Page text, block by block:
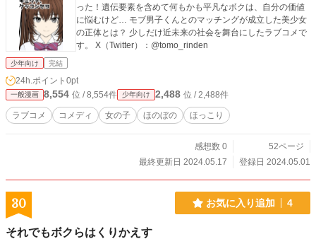
った！遺伝要素を含めて何もかも平凡なボクは、自分の価値
に悩むけど… モブ男子くんとのマッチングが成立した美少女
の正体とは？ 少しだけ近未来の社会を舞台にしたラブコメで
す。 X（Twitter）：@tomo_rinden
少年向け 完結
24h.ポイント 0pt
一般漫画 8,554 位 / 8,554件 少年向け 2,488 位 / 2,488件
ラブコメ コメディ 女の子 ほのぼの ほっこり
感想数 0
52ページ
最終更新日 2024.05.17
登録日 2024.05.01
30 お気に入り追加 4
それでもボクらはくりかえす